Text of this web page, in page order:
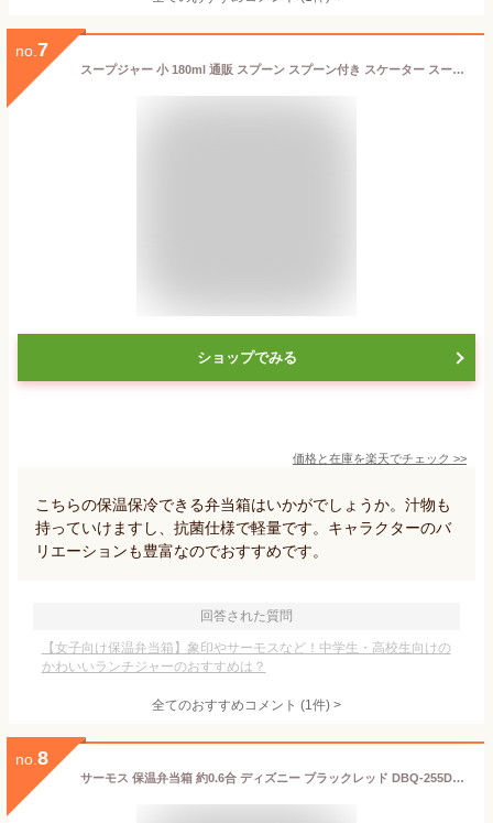
no. 7
スープジャー 小 180ml 通販 スプーン スプーン付き スケーター スープボトル スープポット フードジャー フードポット 保温 保冷 お弁当 ランチ おしゃれ かわいい キャラクター お弁当箱 SKATER LJFC2NAG 抗菌 超軽量ステンレスポット 保温ランチジャー 保温弁当箱
ショップでみる
価格と在庫を楽天でチェック >>
こちらの保温保冷できる弁当箱はいかがでしょうか。汁物も
持っていけますし、抗菌仕様で軽量です。キャラクターのバ
リエーションも豊富なのでおすすめです。
回答された質問
【女子向け保温弁当箱】象印やサーモスなど！中学生・高校生向けの
かわいいランチジャーのおすすめは？
全てのおすすめコメント (1件) >
no. 8
サーモス 保温弁当箱 約0.6合 ディズニー ブラックレッド DBQ-255DS BKR